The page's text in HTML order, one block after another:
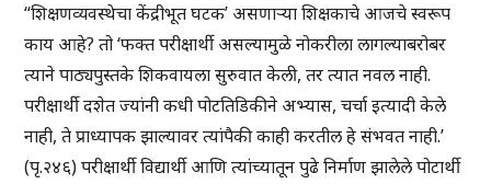
“शिक्षणव्यवस्थेचा केंद्रीभूत घटक’ असणाऱ्या शिक्षकाचे आजचे स्वरूप
काय आहे? तो ‘फक्त परीक्षार्थी असल्यामुळे नोकरीला लागल्याबरोबर
त्याने पाठ्यपुस्तके शिकवायला सुरुवात केली, तर त्यात नवल नाही.
परीक्षार्थी दशेत ज्यांनी कधी पोटतिडिकीने अभ्यास, चर्चा इत्यादी केले
नाही, ते प्राध्यापक झाल्यावर त्यांपैकी काही करतील हे संभवत नाही.’
(पृ.२४६) परीक्षार्थी विद्यार्थी आणि त्यांच्यातून पुढे निर्माण झालेले पोटार्थी